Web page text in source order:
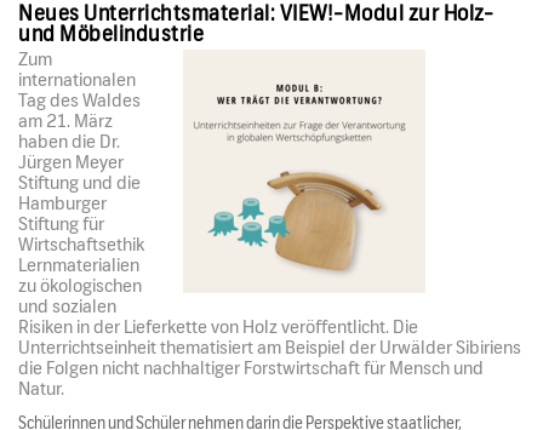
Neues Unterrichtsmaterial: VIEW!-Modul zur Holz-
und Möbelindustrie
Zum
internationalen
Tag des Waldes
am 21. März
haben die Dr.
Jürgen Meyer
Stiftung und die
Hamburger
Stiftung für
Wirtschaftsethik
Lernmaterialien
zu ökologischen
und sozialen
Risiken in der Lieferkette von Holz veröffentlicht. Die
Unterrichtseinheit thematisiert am Beispiel der Urwälder Sibiriens
die Folgen nicht nachhaltiger Forstwirtschaft für Mensch und
Natur.
Schülerinnen und Schüler nehmen darin die Perspektive staatlicher,